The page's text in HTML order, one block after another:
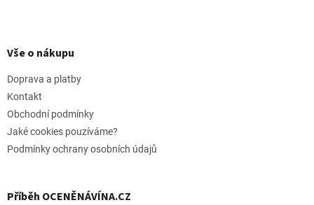
pVše o nákupu
Doprava a platby
Kontakt
Obchodní podmínky
Jaké cookies pouzíváme?
Podmínky ochrany osobních údajů
Příběh OCENĚNÁVÍNA.CZ